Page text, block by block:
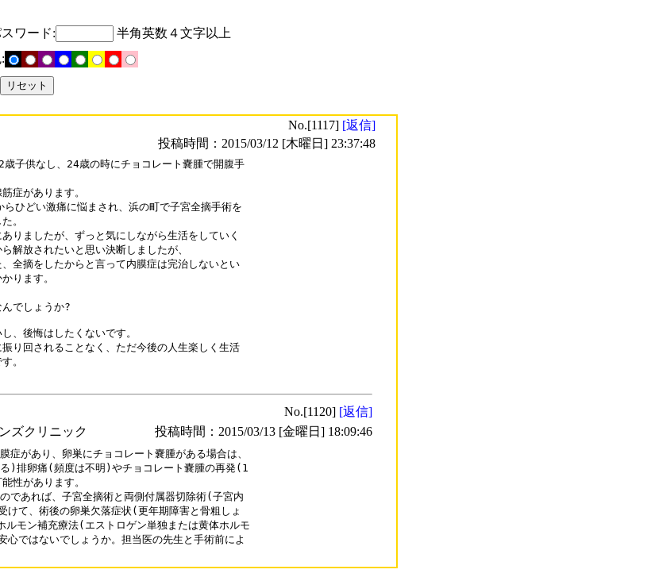
ワード:
半角英数４文字以上
No.[1117] [返信]
投稿時間：2015/03/12 [木曜日] 23:37:48
歳子供なし、24歳の時にチョコレート嚢腫で開腹手
症があります。
ひどい激痛に悩まされ、浜の町で子宮全摘手術を
。
りましたが、ずっと気にしながら生活をしていく
解放されたいと思い決断しましたが、
全摘をしたからと言って内膜症は完治しないとい
ります。
んでしょうか?
、後悔はしたくないです。
り回されることなく、ただ今後の人生楽しく生活
。
No.[1120] [返信]
ズクリニック
投稿時間：2015/03/13 [金曜日] 18:09:46
症があり、卵巣にチョコレート嚢腫がある場合は、
)排卵痛(頻度は不明)やチョコレート嚢腫の再発(1
性があります。
であれば、子宮全摘術と両側付属器切除術(子宮内
けて、術後の卵巣欠落症状(更年期障害と骨粗しょ
モン補充療法(エストロゲン単独または黄体ホルモ
心ではないでしょうか。担当医の先生と手術前によ